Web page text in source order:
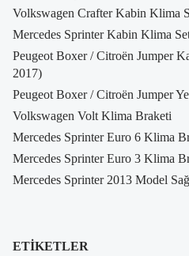
Volkswagen Crafter Kabin Klima
Mercedes Sprinter Kabin Klima
Peugeot Boxer / Citroën Jumper
2017)
Peugeot Boxer / Citroën Jumper
Volkswagen Volt Klima Braketi
Mercedes Sprinter Euro 6 Klima
Mercedes Sprinter Euro 3 Klima
Mercedes Sprinter 2013 Model
ETIKETLER